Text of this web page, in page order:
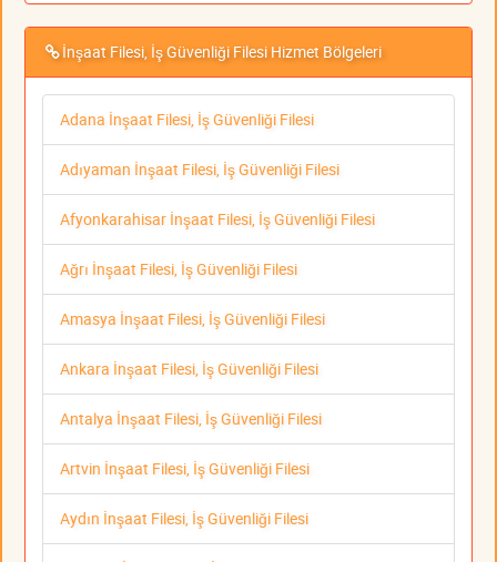
İnşaat Filesi, İş Güvenliği Filesi Hizmet Bölgeleri
Adana İnşaat Filesi, İş Güvenliği Filesi
Adıyaman İnşaat Filesi, İş Güvenliği Filesi
Afyonkarahisar İnşaat Filesi, İş Güvenliği Filesi
Ağrı İnşaat Filesi, İş Güvenliği Filesi
Amasya İnşaat Filesi, İş Güvenliği Filesi
Ankara İnşaat Filesi, İş Güvenliği Filesi
Antalya İnşaat Filesi, İş Güvenliği Filesi
Artvin İnşaat Filesi, İş Güvenliği Filesi
Aydın İnşaat Filesi, İş Güvenliği Filesi